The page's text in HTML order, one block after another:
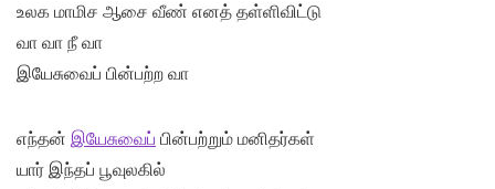
உலக மாமிச ஆசை வீண் எனத் தள்ளிவிட்டு
வா வா நீ வா
இயேசுவைப் பின்பற்ற வா
எந்தன் இயேசுவைப் பின்பற்றும் மனிதர்கள்
யார் இந்தப் பூவுலகில்